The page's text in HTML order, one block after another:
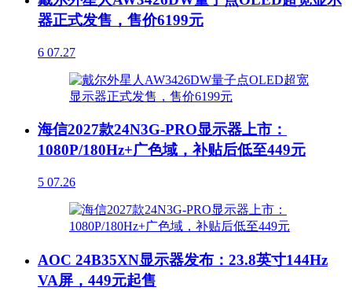
器正式发售，售价6199元
6 07.27
海信2027款24N3G-PRO显示器上市：
1080P/180Hz+广色域，补贴后低至449元
5 07.26
AOC 24B35XN显示器发布：23.8英寸144Hz
VA屏，449元起售